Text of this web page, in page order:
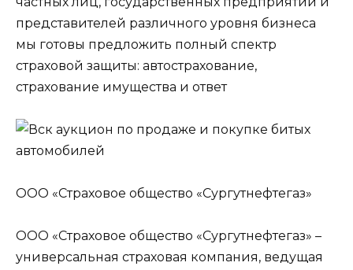
представителей различного уровня бизнеса
мы готовы предложить полный спектр
страховой защиты: автострахование,
страхование имущества и ответ
ООО «Страховое общество «Сургутнефтегаз»
ООО «Страховое общество «Сургутнефтегаз» –
универсальная страховая компания, ведущая